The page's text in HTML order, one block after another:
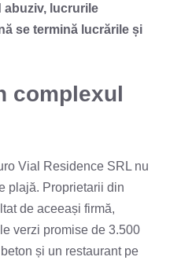
abuziv, lucrurile
se termină lucrările și
complexul
Vial Residence SRL nu
plajă. Proprietarii din
de aceeași firmă,
verzi promise de 3.500
și un restaurant pe